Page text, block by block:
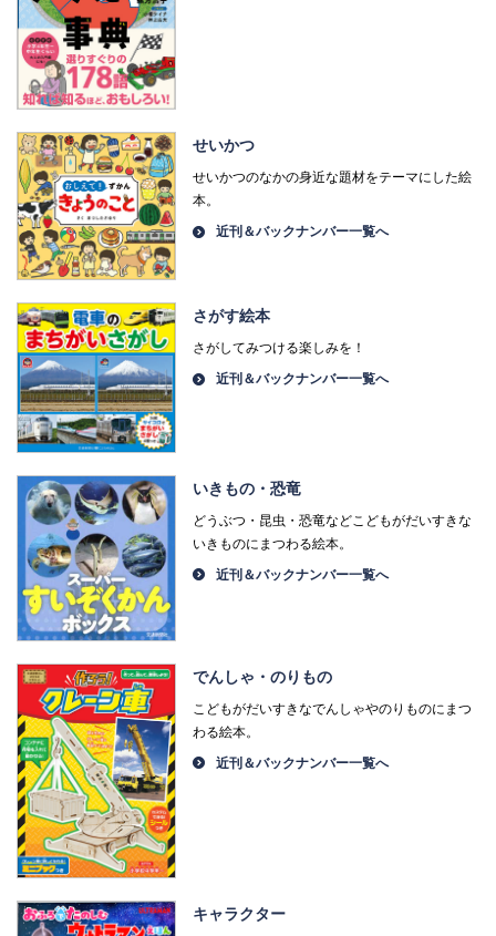
せいかつ
せいかつのなかの身近な題材をテーマにした絵
本。
近刊＆バックナンバー一覧へ
さがす絵本
さがしてみつける楽しみを！
近刊＆バックナンバー一覧へ
いきもの・恐竜
どうぶつ・昆虫・恐竜などこどもがだいすきな
いきものにまつわる絵本。
近刊＆バックナンバー一覧へ
でんしゃ・のりもの
こどもがだいすきなでんしゃやのりものにまつ
わる絵本。
近刊＆バックナンバー一覧へ
キャラクター